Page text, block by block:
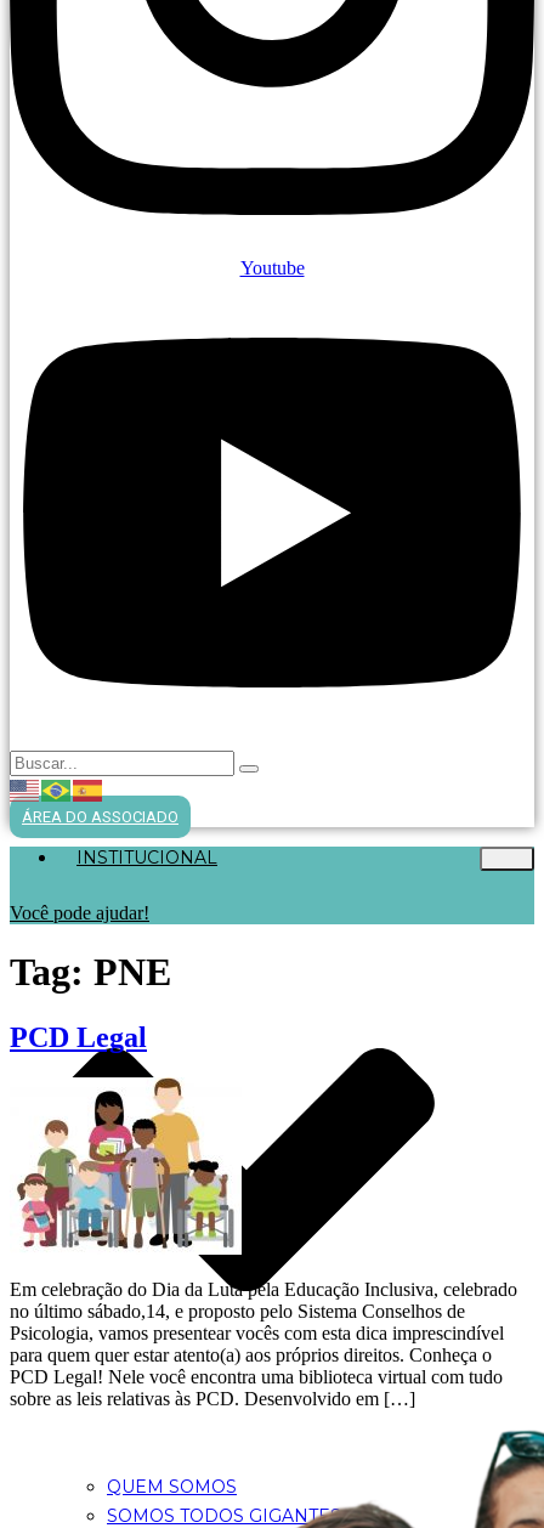
Youtube
ÁREA DO ASSOCIADO
INSTITUCIONAL
QUEM SOMOS
SOMOS TODOS GIGANTES
Você pode ajudar!
Tag: PNE
PCD Legal
Em celebração do Dia da Luta pela Educação Inclusiva, celebrado
no último sábado,14, e proposto pelo Sistema Conselhos de
Psicologia, vamos presentear vocês com esta dica imprescindível
para quem quer estar atento(a) aos próprios direitos. Conheça o
PCD Legal! Nele você encontra uma biblioteca virtual com tudo
sobre as leis relativas às PCD. Desenvolvido em […]